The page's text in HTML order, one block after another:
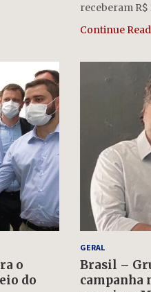
receberam R$
Continue
o
do
GERAL
Brasil –
campanha